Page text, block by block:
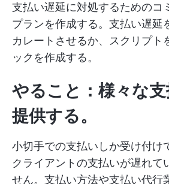
支払い遅延に対処するためのコ
プランを作成する。支払い遅延
カレートさせるか、スクリプト
ックを作成する。
やること：様々な
提供する。
小切手での支払いしか受け付け
クライアントの支払いが遅れて
せん。支払い方法や支払い代行